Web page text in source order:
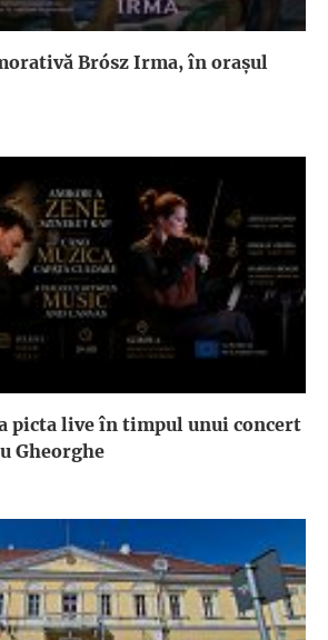
Brósz Irma, în orașul
picta live în timpul unui concert
Gheorghe